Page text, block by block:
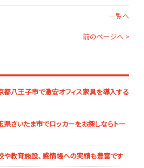
一覧へ
前のページへ >
都八王子市で激安オフィス家具を導入する
県さいたま市でロッカーをお探しならトー
や教育施設、感情帳への実績も豊富です